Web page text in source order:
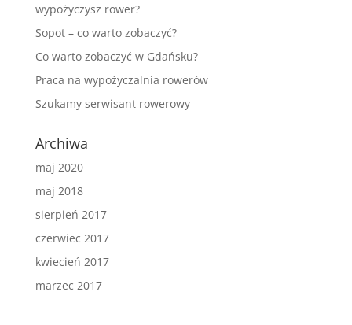
wypożyczysz rower?
Sopot – co warto zobaczyć?
Co warto zobaczyć w Gdańsku?
Praca na wypożyczalnia rowerów
Szukamy serwisant rowerowy
Archiwa
maj 2020
maj 2018
sierpień 2017
czerwiec 2017
kwiecień 2017
marzec 2017